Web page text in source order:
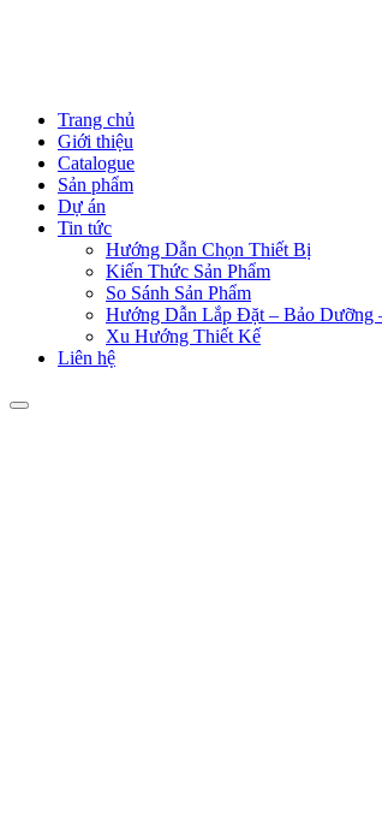
Trang chủ
Giới thiệu
Catalogue
Sản phẩm
Dự án
Tin tức
Hướng Dẫn Chọn Thiết Bị
Kiến Thức Sản Phẩm
So Sánh Sản Phẩm
Hướng Dẫn Lắp Đặt – Bảo Dưỡng
Xu Hướng Thiết Kế
Liên hệ